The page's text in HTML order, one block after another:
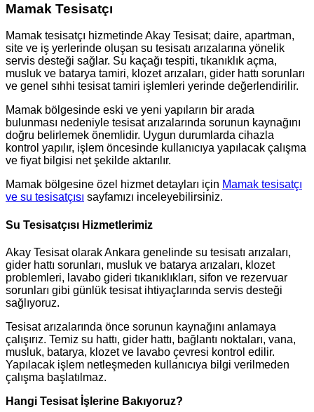
Mamak Tesisatçı
Mamak tesisatçı hizmetinde Akay Tesisat; daire, apartman,
site ve iş yerlerinde oluşan su tesisatı arızalarına yönelik
servis desteği sağlar. Su kaçağı tespiti, tıkanıklık açma,
musluk ve batarya tamiri, klozet arızaları, gider hattı sorunları
ve genel sıhhi tesisat tamiri işlemleri yerinde değerlendirilir.
Mamak bölgesinde eski ve yeni yapıların bir arada
bulunması nedeniyle tesisat arızalarında sorunun kaynağını
doğru belirlemek önemlidir. Uygun durumlarda cihazla
kontrol yapılır, işlem öncesinde kullanıcıya yapılacak çalışma
ve fiyat bilgisi net şekilde aktarılır.
Mamak bölgesine özel hizmet detayları için Mamak tesisatçı
ve su tesisatçısı sayfamızı inceleyebilirsiniz.
Su Tesisatçısı Hizmetlerimiz
Akay Tesisat olarak Ankara genelinde su tesisatı arızaları,
gider hattı sorunları, musluk ve batarya arızaları, klozet
problemleri, lavabo gideri tıkanıklıkları, sifon ve rezervuar
sorunları gibi günlük tesisat ihtiyaçlarında servis desteği
sağlıyoruz.
Tesisat arızalarında önce sorunun kaynağını anlamaya
çalışırız. Temiz su hattı, gider hattı, bağlantı noktaları, vana,
musluk, batarya, klozet ve lavabo çevresi kontrol edilir.
Yapılacak işlem netleşmeden kullanıcıya bilgi verilmeden
çalışma başlatılmaz.
Hangi Tesisat İşlerine Bakıyoruz?